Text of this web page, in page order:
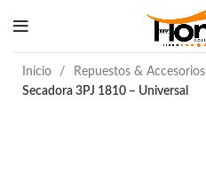
Inicio Repuestos & Accesorios
Secadora 3PJ 1810 – Universal